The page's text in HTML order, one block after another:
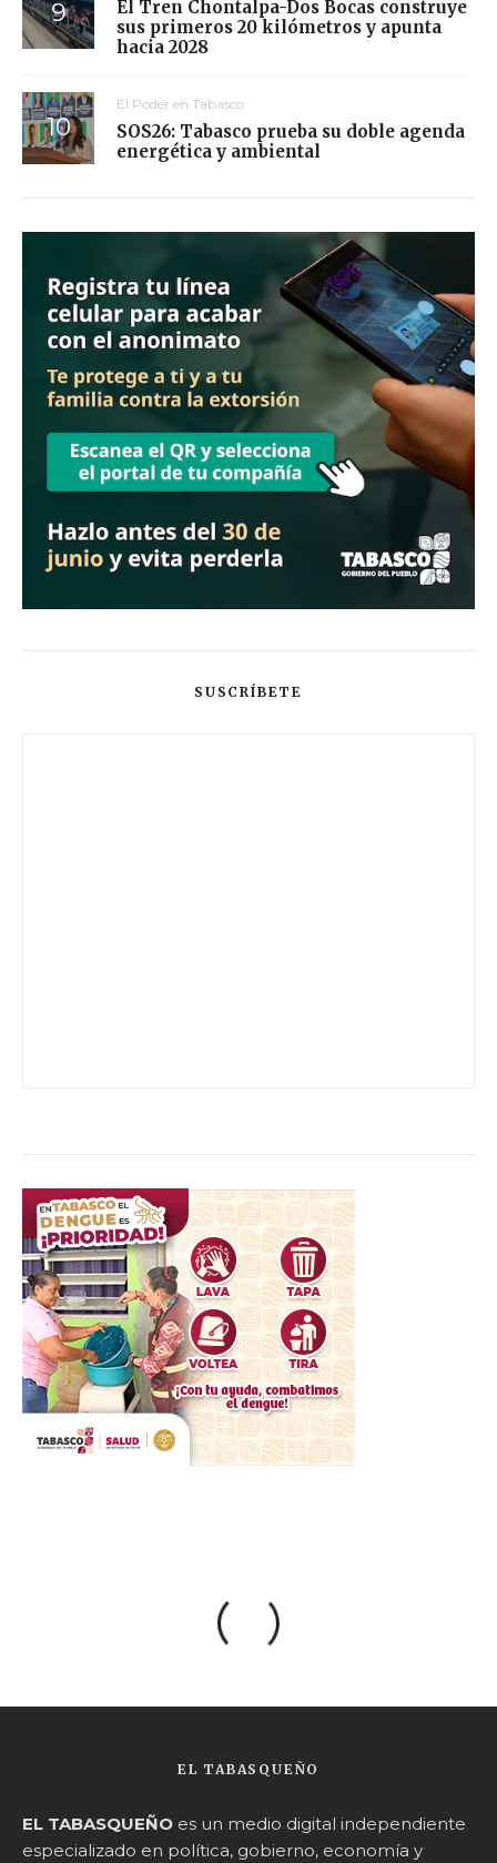
El Tren Chontalpa-Dos Bocas construye
sus primeros 20 kilómetros y apunta
hacia 2028
El Poder en Tabasco
SOS26: Tabasco prueba su doble agenda
energética y ambiental
SUSCRÍBETE
EL TABASQUEÑO
EL TABASQUEÑO es un medio digital independiente
especializado en política, gobierno, economía y